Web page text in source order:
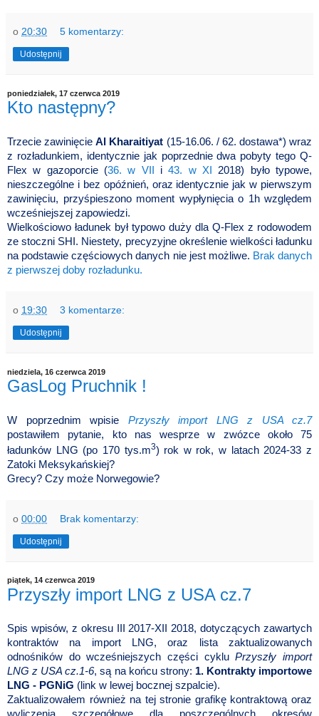
o 20:30 5 komentarzy:
Udostępnij
poniedziałek, 17 czerwca 2019
Kto następny?
Trzecie zawinięcieAl Kharaitiyat (15-16.06. / 62. dostawa*) wraz
z rozładunkiem, identycznie jak poprzednie dwa pobyty tego Q-
Flex w gazoporcie (36. w VII i43. w XI
2018) było typowe,
nieszczególne i bez opóźnień, oraz identycznie jak w pierwszym
zawinięciu, przyśpieszono moment wypłynięcia o 1h względem
wcześniejszej zapowiedzi.
Wielkościowo ładunek był typowo duży dla Q-Flex z rodowodem
ze stoczni SHI. Niestety, precyzyjne określenie wielkości ładunku
na podstawie częściowych danych nie jest możliwe. Brak danych
z pierwszej doby rozładunku.
o 19:30 3 komentarze:
Udostępnij
niedziela, 16 czerwca 2019
GasLog Pruchnik !
W poprzednim wpisie Przyszły import LNG z USA cz.7
postawiłem pytanie, kto nas wesprze w zwózce około 75
ładunków LNG (po 170 tys.m3) rok w rok, w latach 2024-33 z
Zatoki Meksykańskiej?
Grecy? Czy może Norwegowie?
o 00:00 Brak komentarzy:
Udostępnij
piątek, 14 czerwca 2019
Przyszły import LNG z USA cz.7
Spis wpisów, z okresu III 2017-XII 2018, dotyczących zawartych
kontraktów na import LNG, oraz lista zaktualizowanych
odnośników do wcześniejszych części cykluPrzyszły import
LNG z USA cz.1-6, są na końcu strony: 1. Kontrakty importowe
LNG - PGNiG (link w lewej bocznej szpalcie).
Zaktualizowałem również na tej stronie grafikę kontraktową oraz